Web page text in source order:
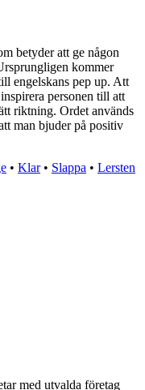
betyder att ge någon
kommer
engelskans pep up. Att
personen till att
riktning. Ordet används
man bjuder på positiv
• Klar• Slappa • Lersten
med utvalda företag